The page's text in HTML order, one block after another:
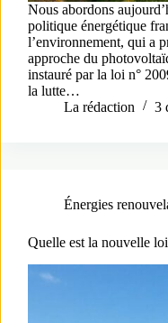
Nous abordons
politique énergétique
l’environnement, qui a
approche du
instauré par la loi n°
la lutte…
La rédaction
3
Énergies
Quelle est la nouvelle